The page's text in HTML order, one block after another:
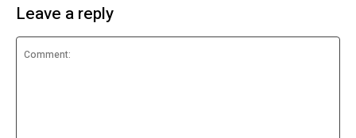
Leave a reply